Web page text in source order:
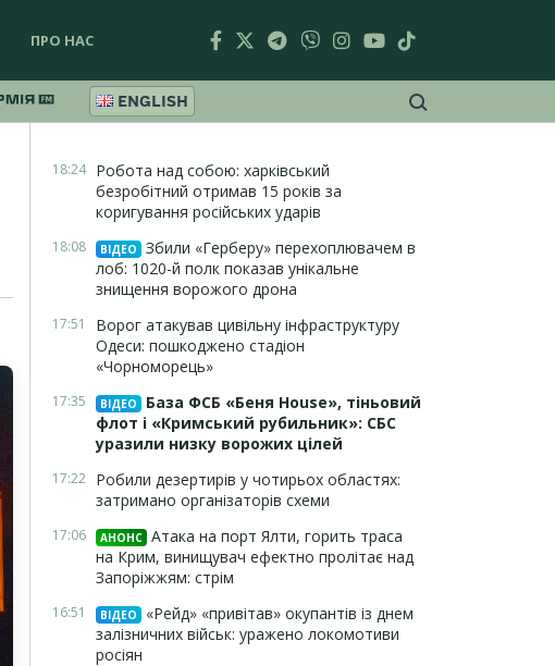
ПРО НАС
ENGLISH
18:24 Робота над собою: харківський
безробітний отримав 15 років за
коригування російських ударів
18:08 ВІДЕО
Збили «Герберу» перехоплювачем в
лоб: 1020-й полк показав унікальне
знищення ворожого дрона
17:51
Ворог атакував цивільну інфраструктуру
Одеси: пошкоджено стадіон
«Чорноморець»
17:35 ВІДЕО
База ФСБ «Беня House», тіньовий
флот і «Кримський рубильник»: СБС
уразили низку ворожих цілей
17:22 Робили дезертирів у чотирьох областях:
затримано організаторів схеми
17:06 АНОНС Атака на порт Ялти, горить траса
на Крим, винищувач ефектно пролітає над
Запоріжжям: стрім
16:51 ВІДЕО
«Рейд» «привітав» окупантів із днем
залізничних військ: уражено локомотиви
росіян